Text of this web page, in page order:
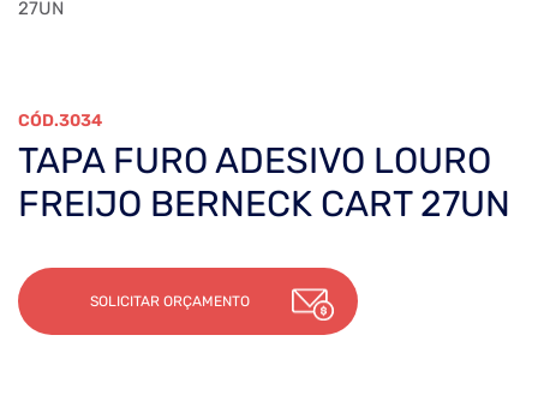
27UN
3034
TAPA FURO ADESIVO LOURO
FREIJO BERNECK CART 27UN
SOLICITAR ORÇAMENTO